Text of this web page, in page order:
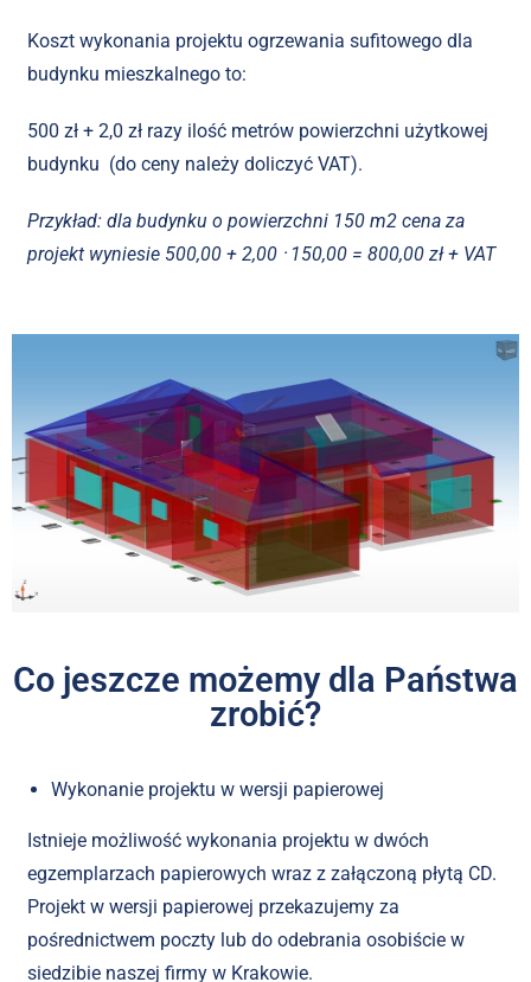
Koszt wykonania projektu ogrzewania sufitowego dla
budynku mieszkalnego to:
500 zł + 2,0 zł razy ilość metrów powierzchni użytkowej
budynku (do ceny należy doliczyć VAT).
Przykład: dla budynku o powierzchni 150 m2 cena za
projekt wyniesie 500,00 + 2,00 ⸱ 150,00 = 800,00 zł + VAT
Co jeszcze możemy dla Państwa
zrobić?
Wykonanie projektu w wersji papierowej
Istnieje możliwość wykonania projektu w dwóch
egzemplarzach papierowych wraz z załączoną płytą CD.
Projekt w wersji papierowej przekazujemy za
pośrednictwem poczty lub do odebrania osobiście w
siedzibie naszej firmy w Krakowie.